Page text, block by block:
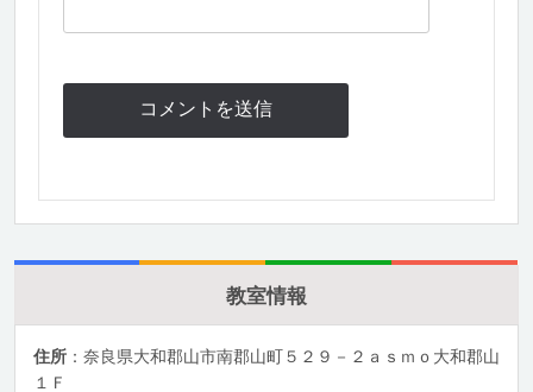
教室情報
住所 ：奈良県大和郡山市南郡山町５２９－２ａｓｍｏ大和郡山
１Ｆ